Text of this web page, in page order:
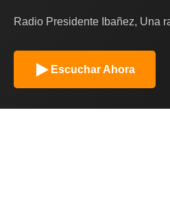
Radio Presidente Ibañez, Una
Escuchar Ahora